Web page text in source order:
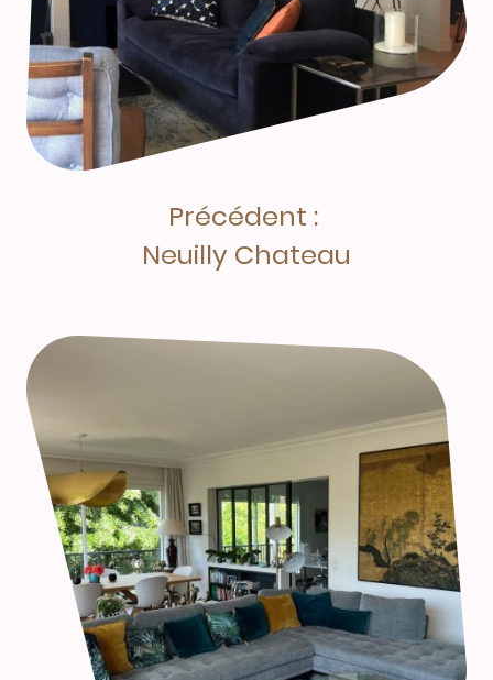
Précédent :
Neuilly Chateau